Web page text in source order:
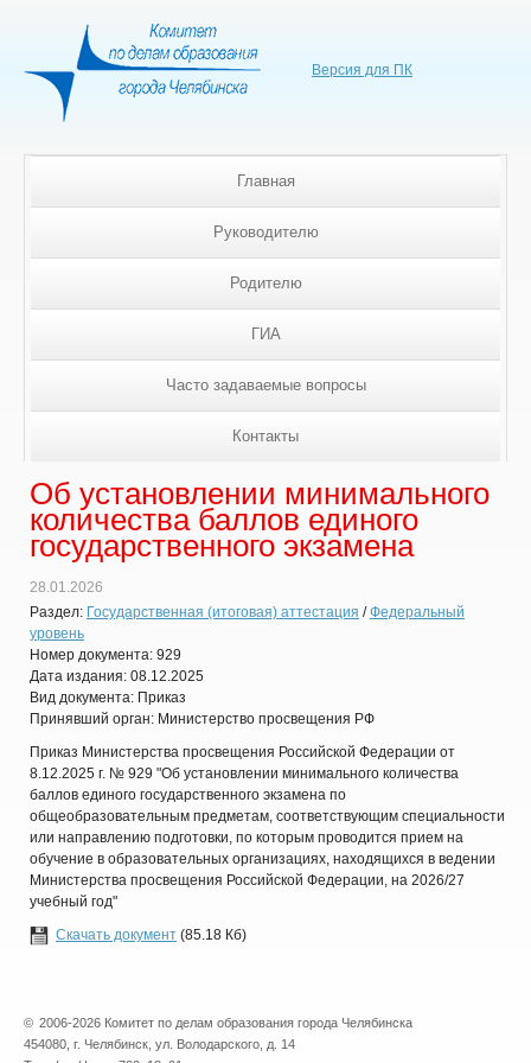
Версия для ПК
Главная
Руководителю
Родителю
ГИА
Часто задаваемые вопросы
Контакты
Об установлении минимального
количества баллов единого
государственного экзамена
28.01.2026
Раздел: Государственная (итоговая) аттестация /Федеральный
уровень
Номер документа: 929
Дата издания: 08.12.2025
Вид документа: Приказ
Принявший орган: Министерство просвещения РФ
Приказ Министерства просвещения Российской Федерации от
8.12.2025 г. № 929 "Об установлении минимального количества
баллов единого государственного экзамена по
общеобразовательным предметам, соответствующим специальности
или направлению подготовки, по которым проводится прием на
обучение в образовательных организациях, находящихся в ведении
Министерства просвещения Российской Федерации, на 2026/27
учебный год"
Скачать документ (85.18 Кб)
© 2006-2026 Комитет по делам образования города Челябинска
454080, г. Челябинск, ул. Володарского, д. 14